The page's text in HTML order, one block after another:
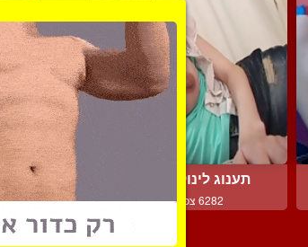
תענוג לינוק מציצים של אי...
6282 צפיות | 4 המלצות
צור קשר